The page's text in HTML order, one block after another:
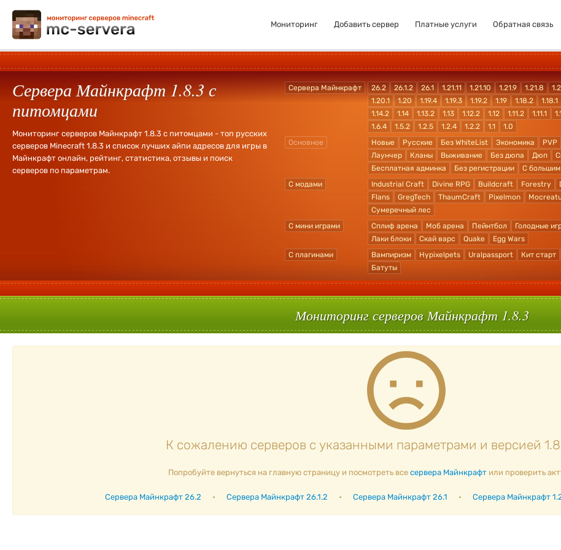
Мониторинг Добавить сервер Платные услуги Обратная связь
Сервера Майнкрафт 1.8.3 с
питомцами
Мониторинг серверов Майнкрафт 1.8.3 с питомцами - топ русских
серверов Minecraft 1.8.3 и список лучших айпи адресов для игры в
Майнкрафт онлайн, рейтинг, статистика, отзывы и поиск
серверов по параметрам.
Сервера Майнкрафт 26.2 26.1.2 26.1 1.21.11 1.21.10 1.21.9 1.21.8
1.20.1
1.20 1.19.4 1.19.3 1.19.2 1.19 1.18.2 1.18.1
1.14.2
1.14 1.13.2 1.13 1.12.2 1.12 1.11.2 1.11.1
1.6.4
1.5.2 1.2.5 1.2.4 1.2.2 1.1
1.0
Основное
Новые Русские Без WhiteList Экономика PVP
Лаунчер
Кланы Выживание Без дюпа Дюп
Бесплатная админка
Без регистрации
С
С модами
Industrial Craft Divine RPG Buildcraft Forestry
Flans
GregTech ThaumCraft Pixelmon
Сумеречный лес
С мини играми
Сплиф арена Моб арена Пейнтбол Голодные
Лаки блоки
Скай варс Quake
Egg Wars
С плагинами
Вампиризм Hypixelpets Uralpassport Кит старт
Батуты
Мониторинг серверов Майнкрафт 1.8.3
К сожалению серверов с указанными параметрами и версией
Попробуйте вернуться на главную страницу и посмотреть все сервера Майнкрафтили проверить
Сервера Майнкрафт 26.2 • Сервера Майнкрафт 26.1.2 • Сервера Майнкрафт 26.1 • Сервера Майнкрафт